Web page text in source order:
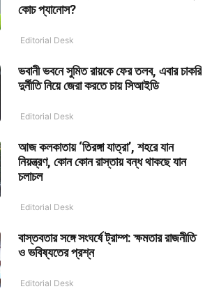
কোচ প্যানোস?
Editorial Desk
ভবানী ভবনে সুমিত রায়কে ফের তলব, এবার চাকরি
দুর্নীতি নিয়ে জেরা করতে চায় সিআইডি
Editorial Desk
আজ কলকাতায় ‘তিরঙ্গা যাত্রা’, শহরে যান
নিয়ন্ত্রণ, কোন কোন রাস্তায় বন্ধ থাকছে যান
চলাচল
Editorial Desk
বাস্তবতার সঙ্গে সংঘর্ষে ট্রাম্প: ক্ষমতার রাজনীতি
ও ভবিষ্যতের প্রশ্ন
Editorial Desk